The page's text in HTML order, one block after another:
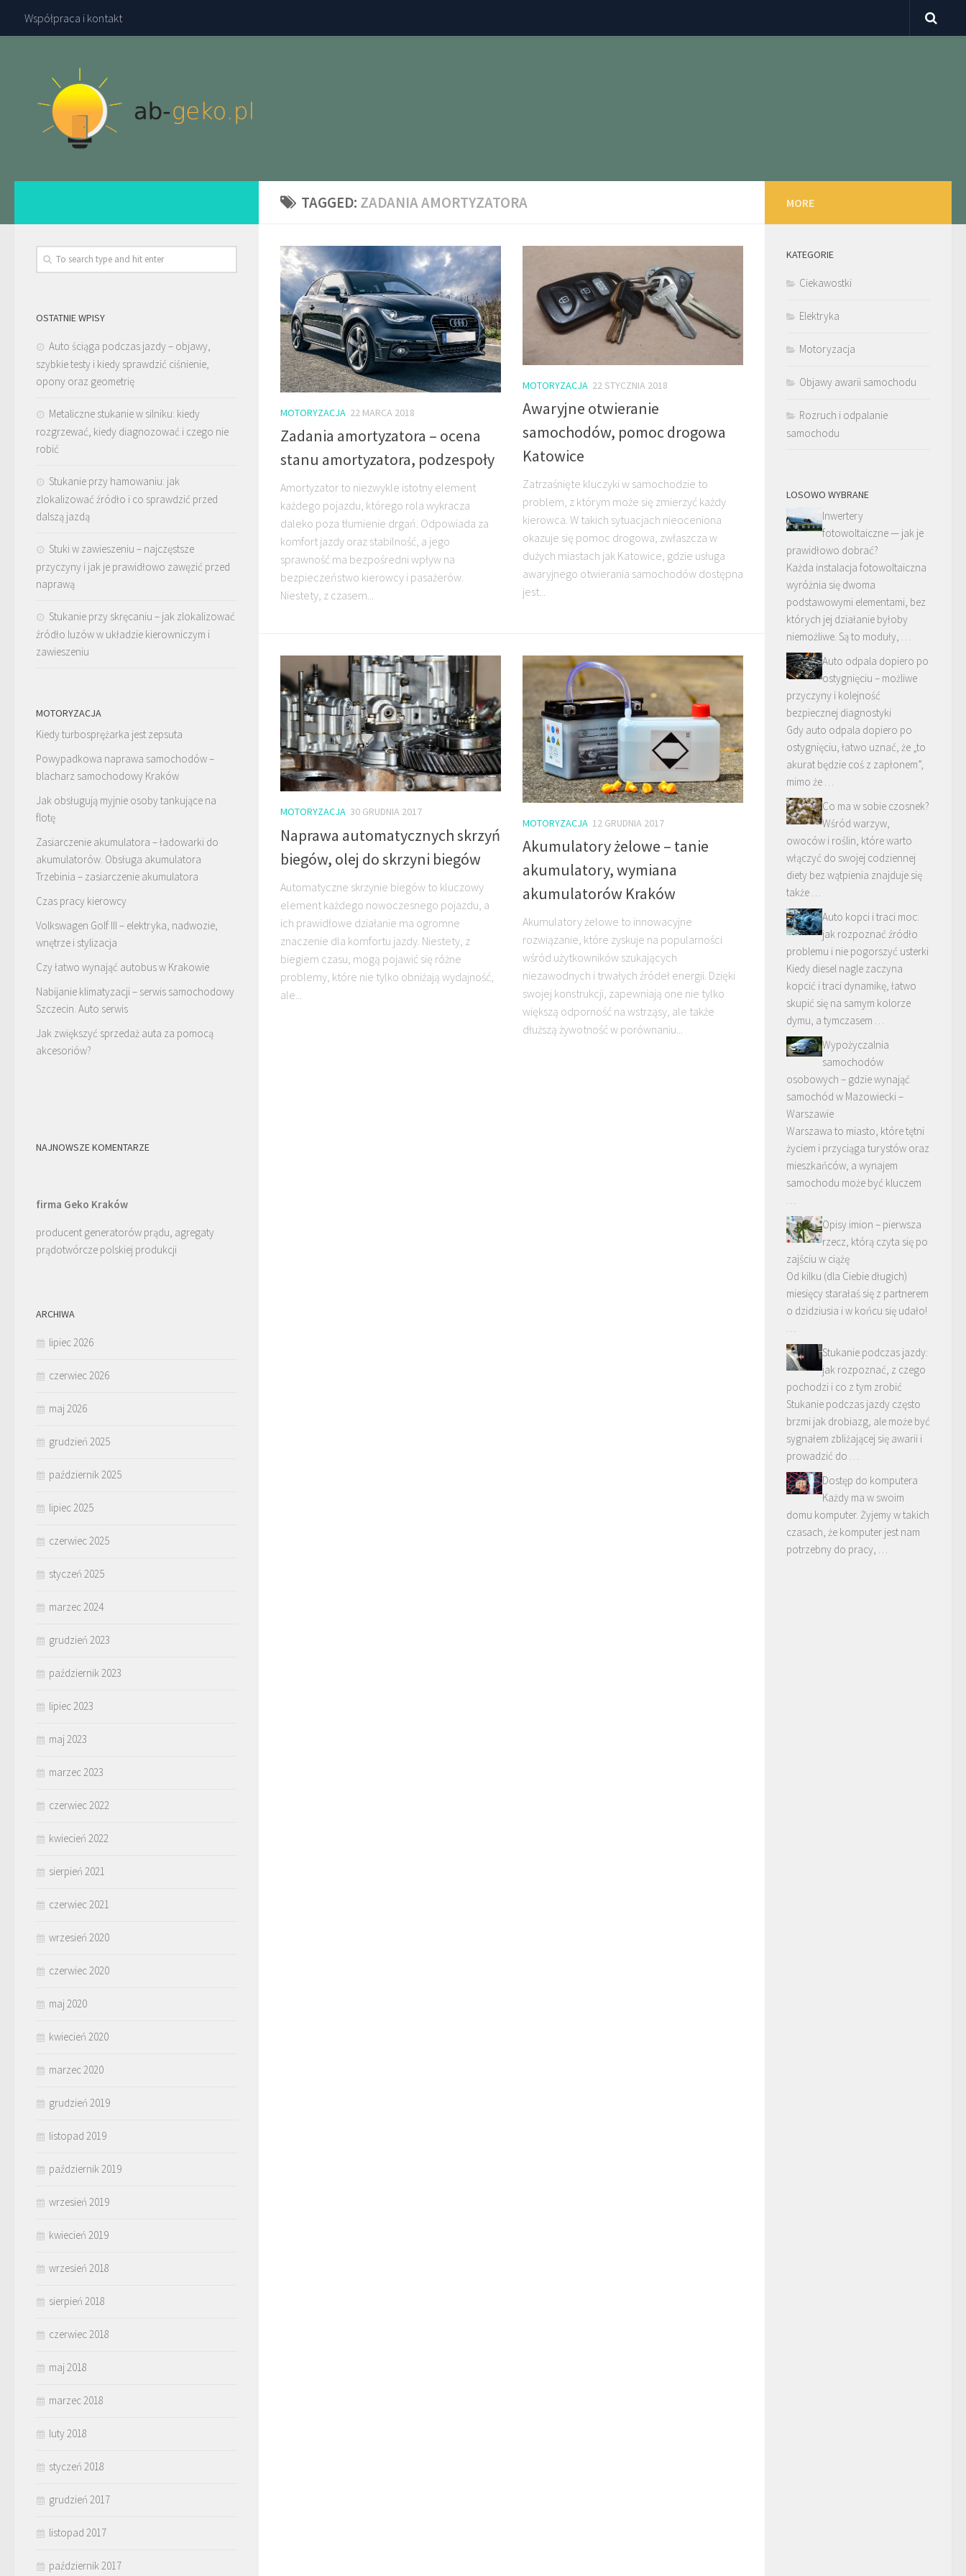
Współpraca i kontakt
TAGGED: ZADANIA AMORTYZATORA
MOTORYZACJA 22 MARCA 2018
Zadania amortyzatora – ocena
stanu amortyzatora, podzespoły
Amortyzator to niezwykle istotny element
każdego pojazdu, którego rola wykracza
daleko poza tłumienie drgań. Odpowiada za
komfort jazdy oraz stabilność, a jego
sprawność ma bezpośredni wpływ na
bezpieczeństwo kierowcy i pasażerów.
Niestety, z czasem...
MOTORYZACJA 22 STYCZNIA 2018
Awaryjne otwieranie
samochodów, pomoc drogowa
Katowice
Zatrzaśnięte kluczyki w samochodzie to
problem, z którym może się zmierzyć każdy
kierowca. W takich sytuacjach nieoceniona
okazuje się pomoc drogowa, zwłaszcza w
dużych miastach jak Katowice, gdzie usługa
awaryjnego otwierania samochodów dostępna
jest...
MOTORYZACJA 30 GRUDNIA 2017
Naprawa automatycznych skrzyń
biegów, olej do skrzyni biegów
Automatyczne skrzynie biegów to kluczowy
element każdego nowoczesnego pojazdu, a
ich prawidłowe działanie ma ogromne
znaczenie dla komfortu jazdy. Niestety, z
biegiem czasu, mogą pojawić się różne
problemy, które nie tylko obniżają wydajność,
ale...
MOTORYZACJA 12 GRUDNIA 2017
Akumulatory żelowe – tanie
akumulatory, wymiana
akumulatorów Kraków
Akumulatory żelowe to innowacyjne
rozwiązanie, które zyskuje na popularności
wśród użytkowników szukających
niezawodnych i trwałych źródeł energii. Dzięki
swojej konstrukcji, zapewniają one nie tylko
większą odporność na wstrząsy, ale także
dłuższą żywotność w porównaniu...
OSTATNIE WPISY
Auto ściąga podczas jazdy – objawy,
szybkie testy i kiedy sprawdzić ciśnienie,
opony oraz geometrię
Metaliczne stukanie w silniku: kiedy
rozgrzewać, kiedy diagnozować i czego nie
robić
Stukanie przy hamowaniu: jak
zlokalizować źródło i co sprawdzić przed
dalszą jazdą
Stuki w zawieszeniu – najczęstsze
przyczyny i jak je prawidłowo zawęzić przed
naprawą
Stukanie przy skręcaniu – jak zlokalizować
źródło luzów w układzie kierowniczym i
zawieszeniu
MOTORYZACJA
Kiedy turbosprężarka jest zepsuta
Powypadkowa naprawa samochodów –
blacharz samochodowy Kraków
Jak obsługują myjnie osoby tankujące na
flotę
Zasiarczenie akumulatora – ładowarki do
akumulatorów. Obsługa akumulatora
Trzebinia – zasiarczenie akumulatora
Czas pracy kierowcy
Volkswagen Golf III – elektryka, nadwozie,
wnętrze i stylizacja
Czy łatwo wynająć autobus w Krakowie
Nabijanie klimatyzacji – serwis samochodowy
Szczecin. Auto serwis
Jak zwiększyć sprzedaż auta za pomocą
akcesoriów?
NAJNOWSZE KOMENTARZE
firma Geko Kraków
producent generatorów prądu, agregaty
prądotwórcze polskiej produkcji
ARCHIWA
lipiec 2026
czerwiec 2026
maj 2026
grudzień 2025
październik 2025
lipiec 2025
czerwiec 2025
styczeń 2025
marzec 2024
grudzień 2023
październik 2023
lipiec 2023
maj 2023
marzec 2023
czerwiec 2022
kwiecień 2022
sierpień 2021
czerwiec 2021
wrzesień 2020
czerwiec 2020
maj 2020
kwiecień 2020
marzec 2020
grudzień 2019
listopad 2019
październik 2019
wrzesień 2019
kwiecień 2019
wrzesień 2018
sierpień 2018
czerwiec 2018
maj 2018
marzec 2018
luty 2018
styczeń 2018
grudzień 2017
listopad 2017
październik 2017
MORE
KATEGORIE
Ciekawostki
Elektryka
Motoryzacja
Objawy awarii samochodu
Rozruch i odpalanie
samochodu
LOSOWO WYBRANE
Inwertery
fotowoltaiczne — jak je
prawidłowo dobrać?
Każda instalacja fotowoltaiczna
wyróżnia się dwoma
podstawowymi elementami, bez
których jej działanie byłoby
niemożliwe. Są to moduły, …
Auto odpala dopiero po
ostygnięciu – możliwe
przyczyny i kolejność
bezpiecznej diagnostyki
Gdy auto odpala dopiero po
ostygnięciu, łatwo uznać, że „to
akurat będzie coś z zapłonem”,
mimo że …
Co ma w sobie czosnek?
Wśród warzyw,
owoców i roślin, które warto
włączyć do swojej codziennej
diety bez wątpienia znajduje się
także …
Auto kopci i traci moc:
jak rozpoznać źródło
problemu i nie pogorszyć usterki
Kiedy diesel nagle zaczyna
kopcić i traci dynamikę, łatwo
skupić się na samym kolorze
dymu, a tymczasem …
Wypożyczalnia
samochodów
osobowych – gdzie wynająć
samochód w Mazowiecki –
Warszawie
Warszawa to miasto, które tętni
życiem i przyciąga turystów oraz
mieszkańców, a wynajem
samochodu może być kluczem
…
Opisy imion – pierwsza
rzecz, którą czyta się po
zajściu w ciążę
Od kilku (dla Ciebie długich)
miesięcy starałaś się z partnerem
o dzidziusia i w końcu się udało!
…
Stukanie podczas jazdy:
jak rozpoznać, z czego
pochodzi i co z tym zrobić
Stukanie podczas jazdy często
brzmi jak drobiazg, ale może być
sygnałem zbliżającej się awarii i
prowadzić do …
Dostęp do komputera
Każdy ma w swoim
domu komputer. Żyjemy w takich
czasach, że komputer jest nam
potrzebny do pracy, …